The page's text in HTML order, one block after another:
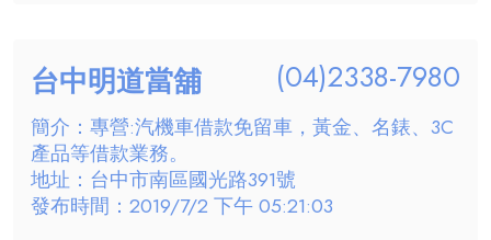
台中明道當舖 (04)2338-7980
簡介：專營:汽機車借款免留車，黃金、名錶、3C
產品等借款業務。
地址：台中市南區國光路391號
發布時間：2019/7/2 下午 05:21:03